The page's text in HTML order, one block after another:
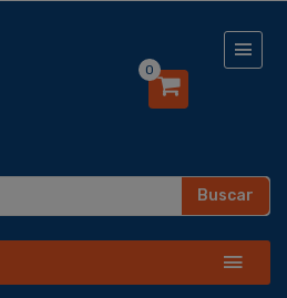
0
Buscar